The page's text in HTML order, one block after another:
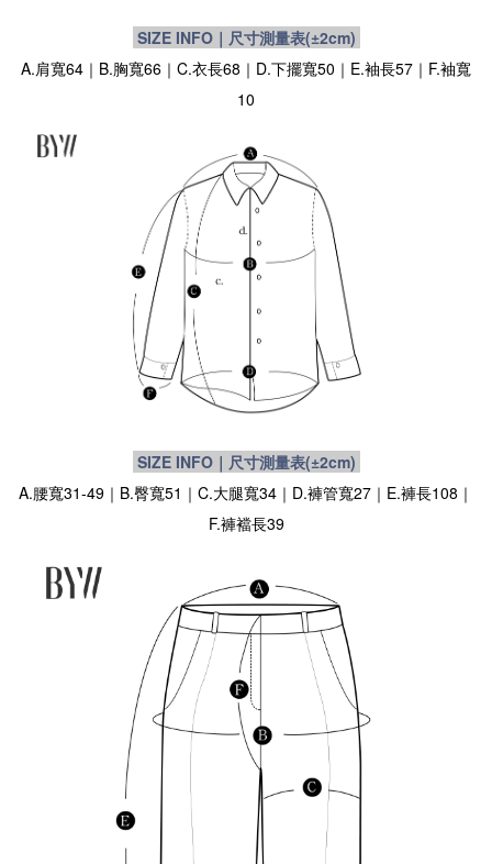
SIZE INFO｜尺寸測量表(±2cm)
A.肩寬64｜B.胸寬66｜C.衣長68｜D.下擺寬50｜E.袖長57｜F.袖寬
10
SIZE INFO｜尺寸測量表(±2cm)
A.腰寬31-49｜B.臀寬51｜C.大腿寬34｜D.褲管寬27｜E.褲長108｜
F.褲襠長39